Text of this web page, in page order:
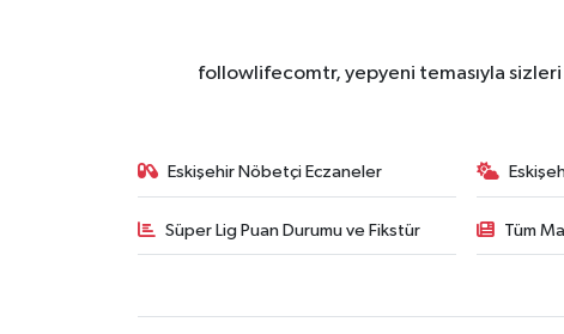
followlifecomtr, yepyeni temasıyla
Eskişehir Nöbetçi Eczaneler
Süper Lig Puan Durumu ve Fikstür Tüm